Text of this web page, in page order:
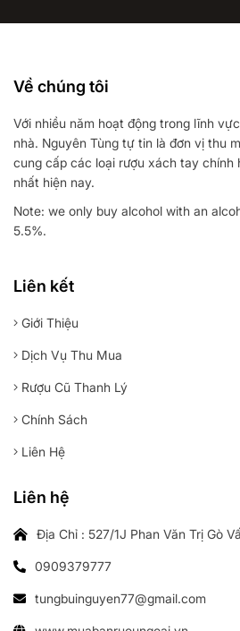
Về chúng tôi
Với nhiều năm hoạt động trong lĩnh
nhà. Nguyên Tùng tự tin là đơn vị thu
cung cấp các loại rượu xách tay chính
nhất hiện nay.
Note: we only buy alcohol with an
5.5%.
Liên kết
Giới Thiệu
Dịch Vụ Thu Mua
Rượu Cũ Thanh Lý
Chính Sách
Liên Hệ
Liên hệ
Địa Chỉ : 527/1J Phan Văn Trị Gò
0909379777
tungbuinguyen77@gmail.com